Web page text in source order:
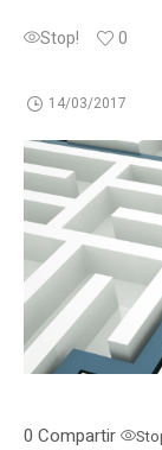
Stop! 0
14/03/2017
0 Compartir